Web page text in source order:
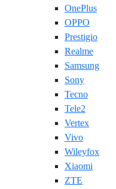
OnePlus
OPPO
Prestigio
Realme
Samsung
Sony
Tecno
Tele2
Vertex
Vivo
Wileyfox
Xiaomi
ZTE